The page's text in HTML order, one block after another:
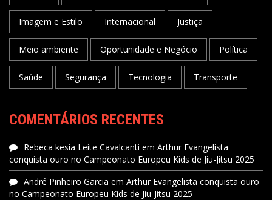
Imagem e Estilo Internacional Justiça
Meio ambiente Oportunidade e Negócio Política
Saúde Segurança Tecnologia Transporte
COMENTÁRIOS RECENTES
Rebeca kesia Leite Cavalcanti em Arthur Evangelista
conquista ouro no Campeonato Europeu Kids de Jiu-Jitsu 2025
André Pinheiro Garcia em Arthur Evangelista conquista ouro
no Campeonato Europeu Kids de Jiu-Jitsu 2025